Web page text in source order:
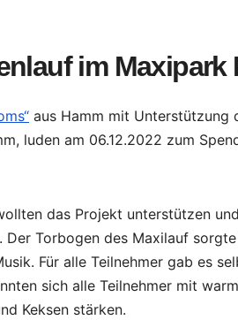
im Maxipark
aus Hamm mit Unterstützung
luden am 06.12.2022 zum
das Projekt unterstützen
Der Torbogen des Maxilauf
Für alle Teilnehmer gab es
sich alle Teilnehmer mit
Keksen stärken.